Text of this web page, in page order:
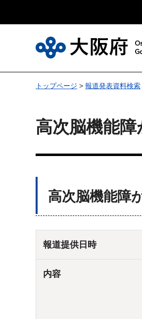
トップページ > 報道発表資料検索
高次脳機能
高次脳機能障
報道提供日時
内容